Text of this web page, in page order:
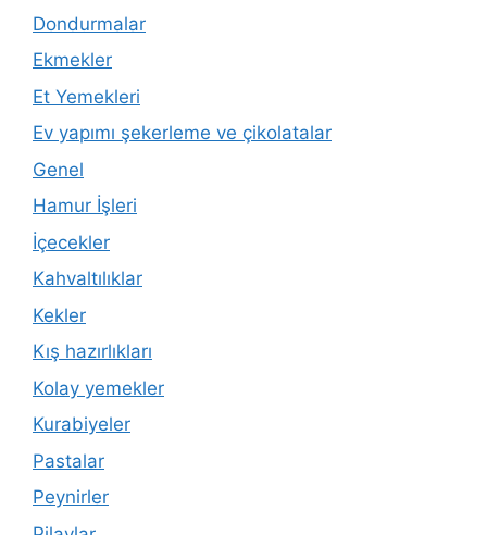
Dondurmalar
Ekmekler
Et Yemekleri
Ev yapımı şekerleme ve çikolatalar
Genel
Hamur İşleri
İçecekler
Kahvaltılıklar
Kekler
Kış hazırlıkları
Kolay yemekler
Kurabiyeler
Pastalar
Peynirler